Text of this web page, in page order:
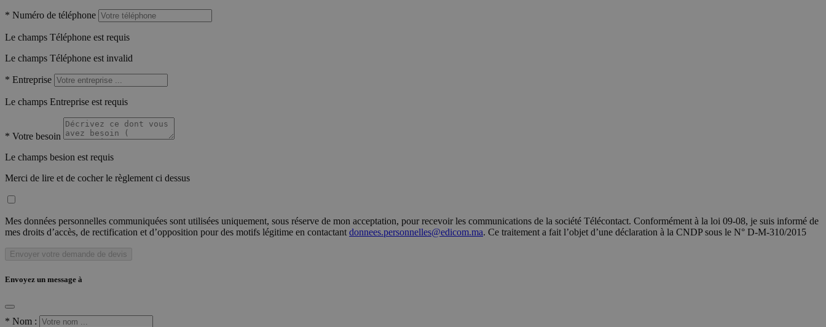
* Numéro de téléphone
Le champs Téléphone est requis
Le champs Téléphone est invalid
* Entreprise
Le champs Entreprise est requis
* Votre besoin
Le champs besion est requis
Merci de lire et de cocher le règlement ci dessus
Mes données personnelles communiquées sont utilisées uniquement, sous réserve de mon acceptation, pour recevoir les communications de la société Télécontact. Conformément à la loi 09-08, je suis informé de
mes droits d’accès, de rectification et d’opposition pour des motifs légitime en contactant donnees.personnelles@edicom.ma. Ce traitement a fait l’objet d’une déclaration à la CNDP sous le N° D-M-310/2015
Envoyer votre demande de devis
Envoyez un message à
* Nom :